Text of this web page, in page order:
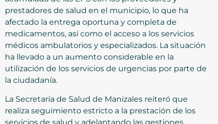
prestadores de salud en el municipio, lo que ha
afectado la entrega oportuna y completa de
medicamentos, así como el acceso a los servicios
médicos ambulatorios y especializados. La situación
ha llevado a un aumento considerable en la
utilización de los servicios de urgencias por parte de
la ciudadanía.
La Secretaría de Salud de Manizales reiteró que
realiza seguimiento estricto a la prestación de los